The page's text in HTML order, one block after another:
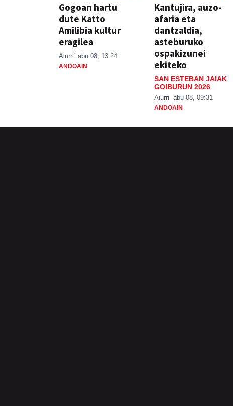
Gogoan hartu
dute Katto
Amilibia kultur
eragilea
Aiurri abu 08, 13:24
ANDOAIN
Kantujira, auzo-
afaria eta
dantzaldia,
asteburuko
ospakizunei
ekiteko
SAN ESTEBAN JAIAK
GOIBURUN 2026
Aiurri abu 08, 09:31
ANDOAIN